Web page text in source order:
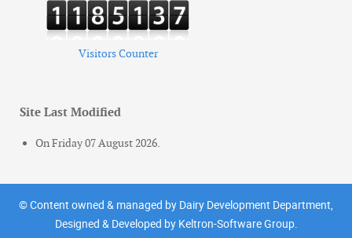
Visitors Counter
Site Last Modified
On Friday 07 August 2026.
© Content owned & managed by Dairy Development Department,
Designed & Developed by Keltron-Software Group.